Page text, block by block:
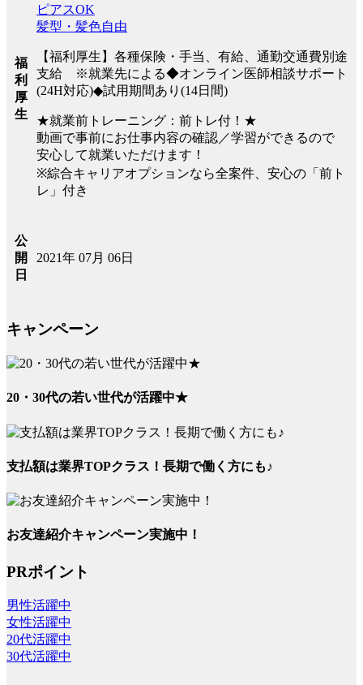
福
利
厚
生
ピアスOK
髪型・髪色自由
【福利厚生】各種保険・手当、有給、通勤交通費別途
支給 ※就業先による◆オンライン医師相談サポート
(24H対応)◆試用期間あり(14日間)
★就業前トレーニング：前トレ付！★
動画で事前にお仕事内容の確認／学習ができるので
安心して就業いただけます！
※綜合キャリアオプションなら全案件、安心の「前ト
レ」付き
公
開
日
2021年 07月 06日
キャンペーン
20・30代の若い世代が活躍中★
支払額は業界TOPクラス！長期で働く方にも♪
お友達紹介キャンペーン実施中！
PRポイント
男性活躍中
女性活躍中
20代活躍中
30代活躍中